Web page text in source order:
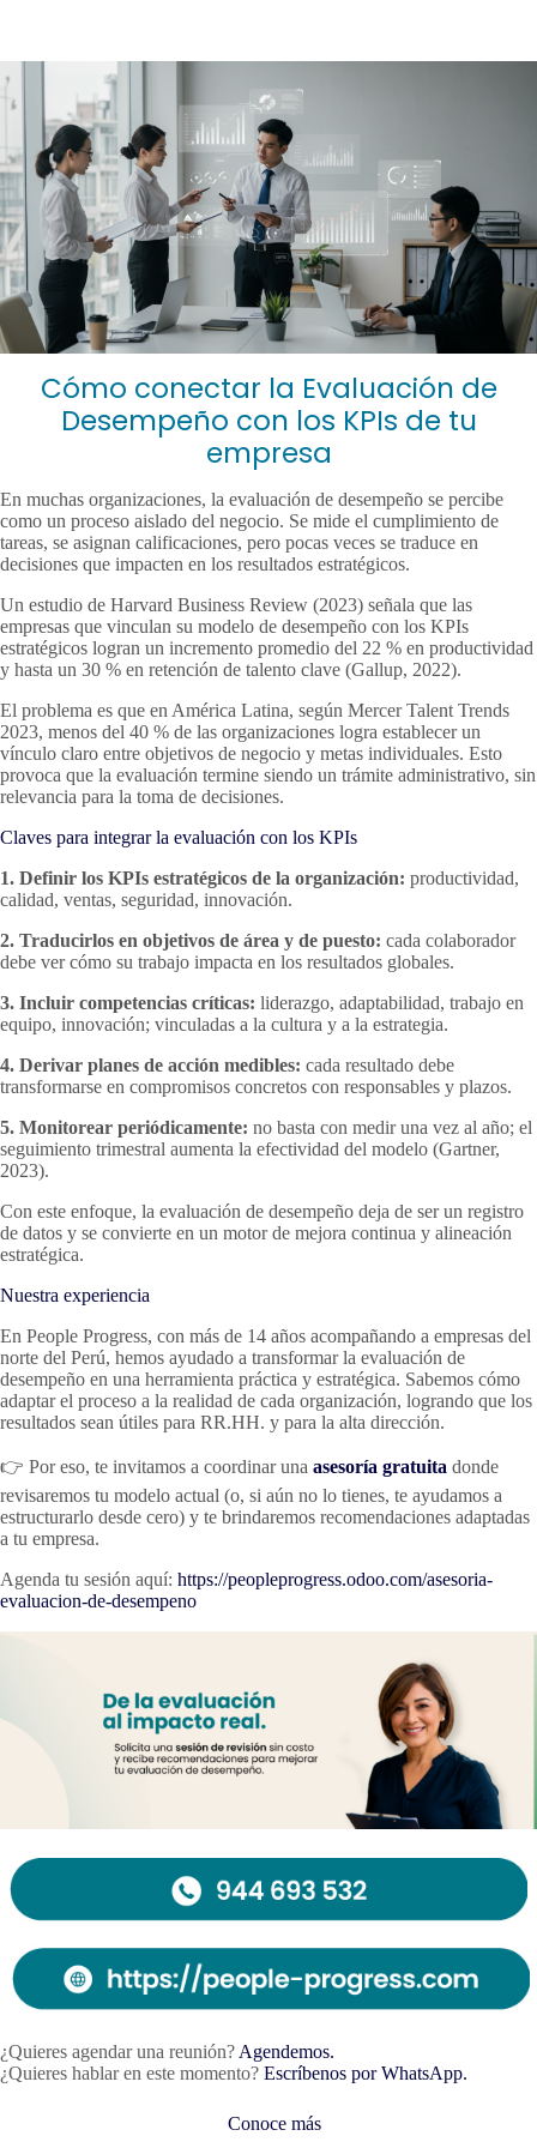
Cómo conectar la Evaluación de
Desempeño con los KPIs de tu
empresa
En muchas organizaciones, la evaluación de desempeño se percibe
como un proceso aislado del negocio. Se mide el cumplimiento de
tareas, se asignan calificaciones, pero pocas veces se traduce en
decisiones que impacten en los resultados estratégicos.
Un estudio de Harvard Business Review (2023) señala que las
empresas que vinculan su modelo de desempeño con los KPIs
estratégicos logran un incremento promedio del 22 % en productividad
y hasta un 30 % en retención de talento clave (Gallup, 2022).
El problema es que en América Latina, según Mercer Talent Trends
2023, menos del 40 % de las organizaciones logra establecer un
vínculo claro entre objetivos de negocio y metas individuales. Esto
provoca que la evaluación termine siendo un trámite administrativo, sin
relevancia para la toma de decisiones.
Claves para integrar la evaluación con los KPIs
1. Definir los KPIs estratégicos de la organización: productividad,
calidad, ventas, seguridad, innovación.
2. Traducirlos en objetivos de área y de puesto: cada colaborador
debe ver cómo su trabajo impacta en los resultados globales.
3. Incluir competencias críticas: liderazgo, adaptabilidad, trabajo en
equipo, innovación; vinculadas a la cultura y a la estrategia.
4. Derivar planes de acción medibles: cada resultado debe
transformarse en compromisos concretos con responsables y plazos.
5. Monitorear periódicamente: no basta con medir una vez al año; el
seguimiento trimestral aumenta la efectividad del modelo (Gartner,
2023).
Con este enfoque, la evaluación de desempeño deja de ser un registro
de datos y se convierte en un motor de mejora continua y alineación
estratégica.
Nuestra experiencia
En People Progress, con más de 14 años acompañando a empresas del
norte del Perú, hemos ayudado a transformar la evaluación de
desempeño en una herramienta práctica y estratégica. Sabemos cómo
adaptar el proceso a la realidad de cada organización, logrando que los
resultados sean útiles para RR.HH. y para la alta dirección.
👉 Por eso, te invitamos a coordinar una asesoría gratuita donde
revisaremos tu modelo actual (o, si aún no lo tienes, te ayudamos a
estructurarlo desde cero) y te brindaremos recomendaciones adaptadas
a tu empresa.
Agenda tu sesión aquí: https://peopleprogress.odoo.com/asesoria-
evaluacion-de-desempeno
¿Quieres agendar una reunión? Agendemos.
¿Quieres hablar en este momento? Escríbenos por WhatsApp.
Conoce más